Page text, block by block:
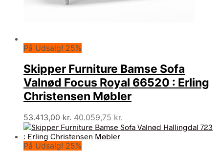
På Udsalg! 25%
Skipper Furniture Bamse Sofa
Valnød Focus Royal 66520 : Erling
Christensen Møbler
53.413,00kr. Den
oprindelige
pris
var:
40.059,75 kr.
aktuelle
På Udsalg! 25%